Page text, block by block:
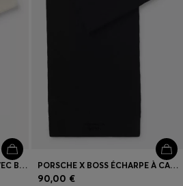
ÉCHARPE EN MAILLE UNIE AVEC BADGE LOGOTÉ TISSÉ PORSCHE X BOSS ÉCHARPE À CARREAUX PASHA
90,00 €